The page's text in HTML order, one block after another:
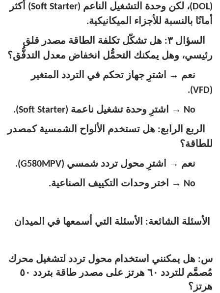
(DOL)، لكن وحدة التشغيل الناعم (Soft Starter) أكثر
أمانًا بالنسبة للأجزاء الميكانيكية.
السؤال ٣: هل تشكّل تكلفة الطاقة مصدر قلق
رئيسي، وهل يمكنك التحمُّل انخفاض معدل التدفُّق؟
نعم →
اشترِ جهاز تحكم في التردد المتغير
(VFD).
No
→
اشترِ وحدة تشغيل ناعمة (Soft Starter).
الربع الرابع: هل تستخدم الألواح الشمسية كمصدر
للطاقة؟
نعم →
اشترِ محول تردد شمسي (G580MPV).
No
→ اختر وحدات التكييف الصناعية.
الأسئلة الشائعة: الأسئلة التي أسمعها في الميدان
س: هل يمكنني استخدام محول تردد لتشغيل محرك
مُصمَّم للتردد ٦٠ هرتز على مصدر طاقة بتردد ٥٠
هرتز؟